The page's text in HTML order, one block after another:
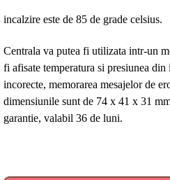
incalzire este de 85 de grade celsius.
Centrala va putea fi utilizata intr-un
fi afisate temperatura si presiunea
incorecte, memorarea mesajelor de
dimensiunile sunt de 74 x 41 x 31
garantie, valabil 36 de luni.